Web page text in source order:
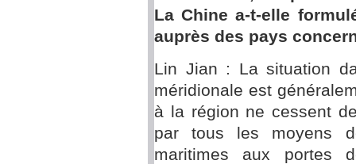
La Chine a-t-elle
auprès des pays
Lin Jian : La situation
méridionale est
à la région ne cessent
par tous les moyens
maritimes aux portes